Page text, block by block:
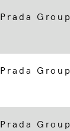
Prada Group
Prada Group
Prada Group